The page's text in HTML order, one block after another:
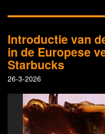
Introductie van
in de Europese
Starbucks
26-3-2026